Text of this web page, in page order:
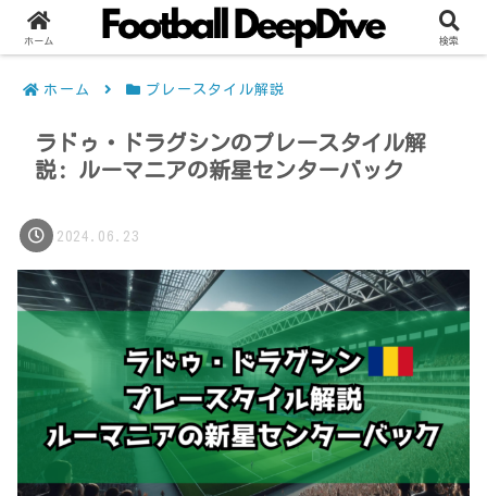
ホーム プレースタイル解説
ラドゥ・ドラグシンのプレースタイル解
説: ルーマニアの新星センターバック
2024.06.23
ホーム 検索